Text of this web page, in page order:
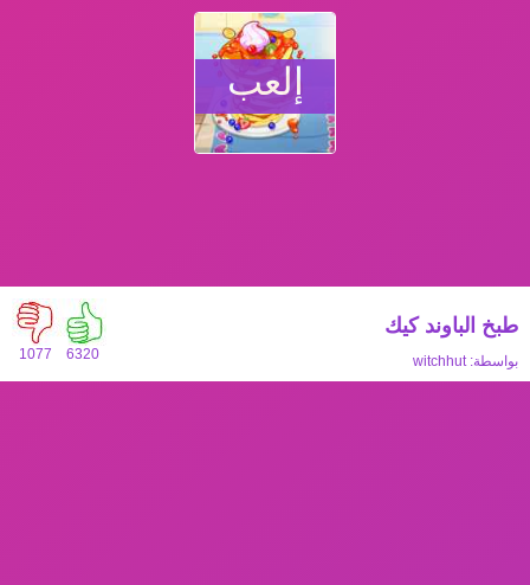
إلعب
1077 6320
طبخ الباوند كيك
بواسطة:witchhut